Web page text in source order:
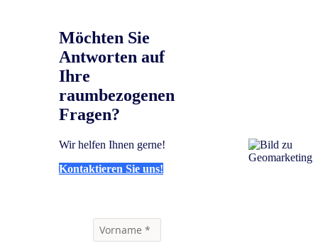
Möchten Sie
Antworten auf
Ihre
raumbezogenen
Fragen?
Wir helfen Ihnen gerne!
Kontaktieren Sie uns!